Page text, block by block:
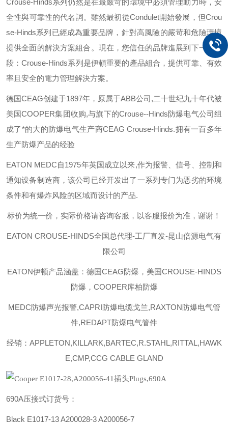
Crouse-Hinds系列仍然是在最嚴苛的環境中必須管理動力時，安
全性與可靠性的代名詞。雖然最初從Condulet開始發展，但Crou
se-Hinds系列已經成為重要品牌，針對高風險的嚴苛和危險環境
提供全面的解決方案組合。現在，您信任的品牌進展到下一個階
段：Crouse-Hinds系列是伊頓重要的產品組合，提供可靠、有效
率且安全的電力管理解決方案。
德国CEAG创建于1897年，原属于ABB公司,二十世纪九十年代被
美国COOPER集团收购,与旗下的Crouse--Hinds防爆电气公司组
成了*的大的防爆电气生产商CEAG Crouse-Hinds.拥有一百多年
生产防爆产品的经验
EATON MEDC自1975年英国成立以来,作为报警、信号、控制和
通知设备制造商，该公司已经开发出了一系列专门为恶劣的环境
条件和有爆炸风险的区域而设计的产品.
标价为统一价，实际价格请咨询客服，以客服报价为准，谢谢！
EATON CROUSE-HINDS全国总代理-工厂直发-昆山倍源电气有
限公司
EATON伊顿产品涵盖：德国CEAG防爆，美国CROUSE-HINDS
防爆，COOPER库柏防爆
MEDC防爆声光报警,CAPRI防爆电缆戈兰,RAXTON防爆电气管
件,REDAPT防爆电气管件
经销：APPLETON,KILLARK,BARTEC,R.STAHL,RITTAL,HAWK
E,CMP,CCG CABLE GLAND
690A压接式订货号：
Black E1017-13A200028-3A200056-7